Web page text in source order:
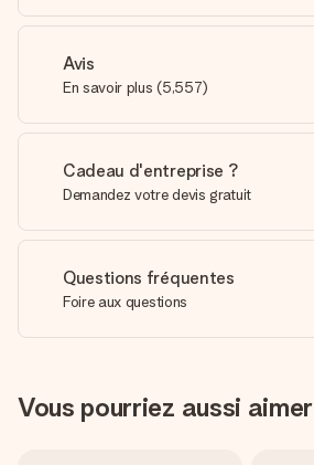
Avis
En savoir plus (5,557)
Cadeau d'entreprise ?
Demandez votre devis gratuit
Questions fréquentes
Foire aux questions
Vous pourriez aussi aimer